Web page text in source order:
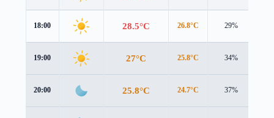
18:00 28.5°C 26.8°C 29%
19:00 27°C 25.8°C 34%
20:00 25.8°C 24.7°C 37%